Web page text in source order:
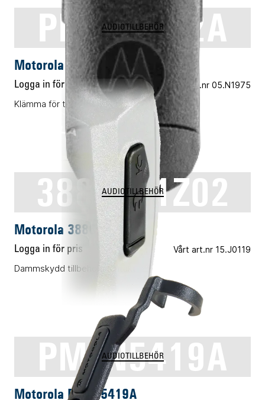
PMLN8502A
AUDIOTILLBEHÖR
Motorola PMLN8502A
Logga in för pris Vårt art.nr 05.N1975
Klämma för tillbehörskontakt 25-pack
3886441Z02
AUDIOTILLBEHÖR
Motorola 3886441Z02
Logga in för pris Vårt art.nr 15.J0119
Dammskydd tillbehörskontakt
PMLN5419A
AUDIOTILLBEHÖR
Motorola PMLN5419A